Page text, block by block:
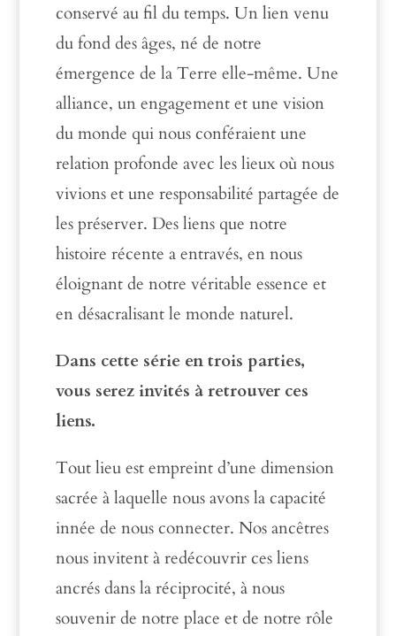
conservé au fil du temps. Un lien venu
du fond des âges, né de notre
émergence de la Terre elle-même. Une
alliance, un engagement et une vision
du monde qui nous conféraient une
relation profonde avec les lieux où nous
vivions et une responsabilité partagée de
les préserver. Des liens que notre
histoire récente a entravés, en nous
éloignant de notre véritable essence et
en désacralisant le monde naturel.
Dans cette série en trois parties,
vous serez invités à retrouver ces
liens.
Tout lieu est empreint d’une dimension
sacrée à laquelle nous avons la capacité
innée de nous connecter. Nos ancêtres
nous invitent à redécouvrir ces liens
ancrés dans la réciprocité, à nous
souvenir de notre place et de notre rôle